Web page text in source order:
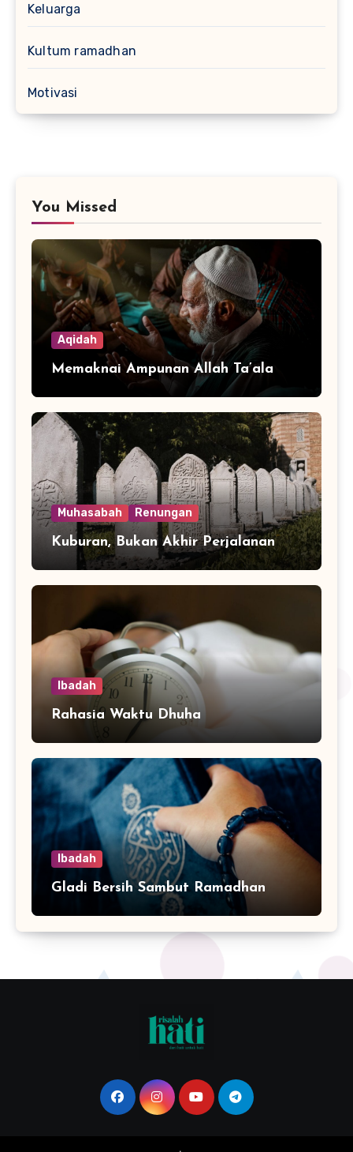
Keluarga
Kultum ramadhan
Motivasi
You Missed
Aqidah
Memaknai Ampunan Allah Ta’ala
Muhasabah Renungan
Kuburan, Bukan Akhir Perjalanan
Ibadah
Rahasia Waktu Dhuha
Ibadah
Gladi Bersih Sambut Ramadhan